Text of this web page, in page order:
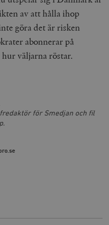
av att hålla ihop
göra det är risken
abonnerar på
väljarna röstar.
för Smedjan och fil
.timbro.se
Inc.